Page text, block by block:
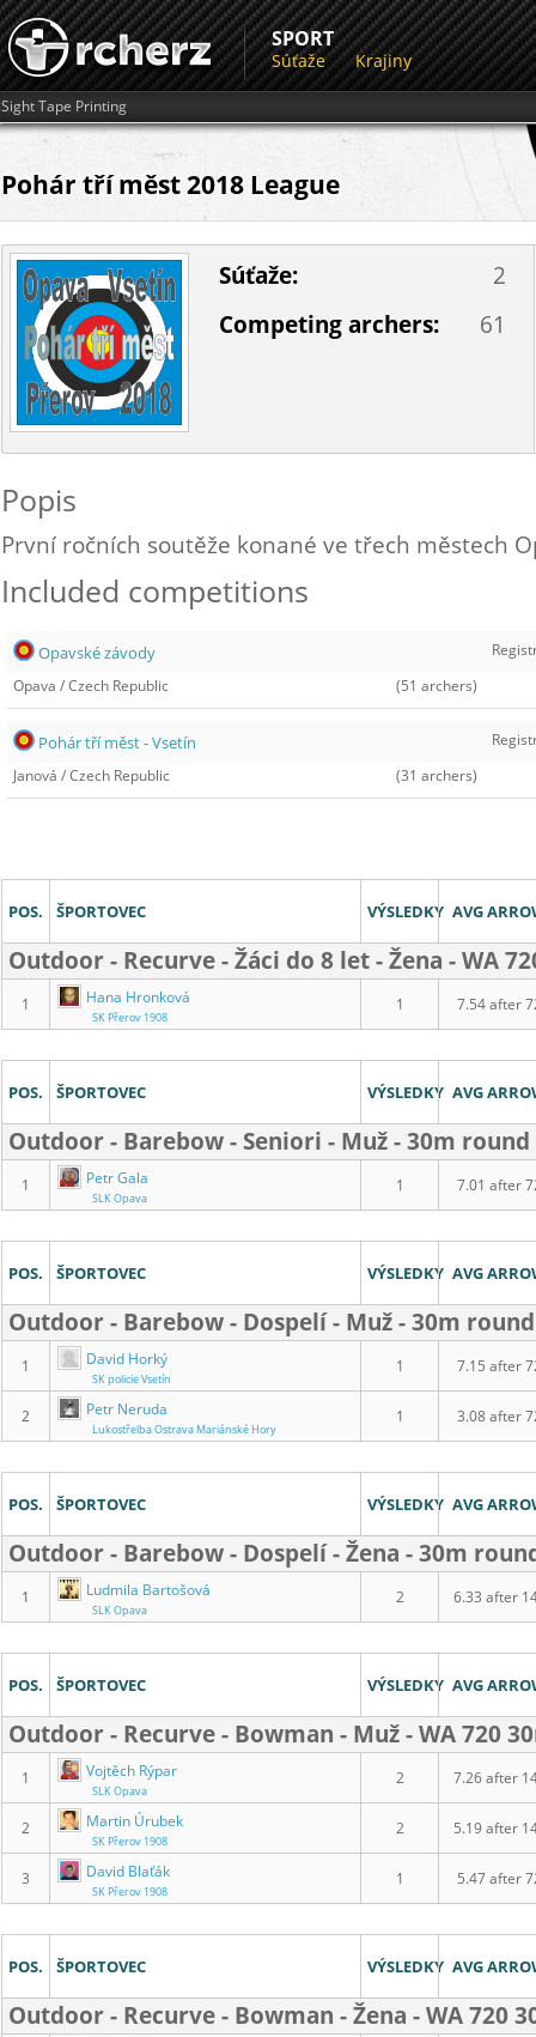
SPORT
Súťaže Krajiny
Sight Tape Printing
Pohár tří měst 2018 League
Súťaže:
2
Competing archers:
61
Popis
První ročních soutěže konané ve třech městech
Included competitions
Opavské závody
Opava /Czech Republic (51 archers)
Pohár tří měst - Vsetín
Janová /Czech Republic (31 archers)
POS. ŠPORTOVEC VÝSLEDKY AVG
Outdoor - Recurve - Žáci do 8 let - Žena - WA
1 Hana Hronková
SK Přerov 1908
1 7.54 after
POS. ŠPORTOVEC VÝSLEDKY AVG
Outdoor - Barebow - Seniori - Muž - 30m round
1 Petr Gala
SLK Opava
1 7.01 after
POS. ŠPORTOVEC VÝSLEDKY AVG
Outdoor - Barebow - Dospelí - Muž - 30m round
1 David Horký
SK policie Vsetín
1 7.15 after
2 Petr Neruda
Lukostřelba Ostrava Mariánské Hory
1 3.08 after
POS. ŠPORTOVEC VÝSLEDKY AVG
Outdoor - Barebow - Dospelí - Žena - 30m
1 Ludmila Bartošová
SLK Opava
2 6.33 after
POS. ŠPORTOVEC VÝSLEDKY AVG
Outdoor - Recurve - Bowman - Muž - WA 720
1 Vojtěch Rýpar
SLK Opava
2 7.26 after
2 Martin Úrubek
SK Přerov 1908
2 5.19 after
3 David Blaťák
SK Přerov 1908
1 5.47 after
POS. ŠPORTOVEC VÝSLEDKY AVG
Outdoor - Recurve - Bowman - Žena - WA 720